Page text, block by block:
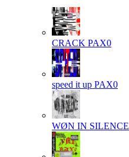
CRACK PAX0
speed it up PAX0
WØN IN SILENCE